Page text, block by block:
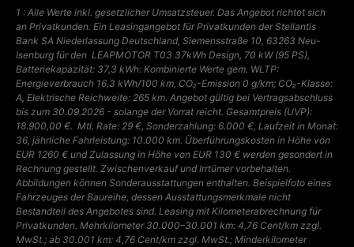
1 : Alle Werte inkl. gesetzlicher Umsatzsteuer. Das Angebot richtet sich
an Privatkunden. Ein Leasingangebot für Privatkunden der Stellantis
Bank SA Niederlassung Deutschland, Siemensstraße 10, 63263 Neu-
Isenburg für den LEAPMOTOR T03 37kWh Design, 70 kW (95 PS),
Batteriekapazität: 37,3 kWh: Kombinierte Werte gem. WLTP:
Energieverbrauch 16,3 kWh/100 km, CO₂-Emission 0 g/km; CO₂-Klasse:
A, Elektrische Reichweite: 265 km. Angebot gültig bei Vertragsabschluss
bis zum 30.09.2026 - solange der Vorrat reicht. Gesamtpreis (UVP):
18.900,00 €. Mtl. Rate: 29 €, Sonderzahlung: 6.000 €, Laufzeit in Monat:
36, jährliche Fahrleistung: 10.000 km. Überführungskosten in Höhe von
EUR 1260 € und Zulassung in Höhe von EUR 130 € werden gesondert in
Rechnung gestellt. Zwischenverkauf und Irrtümer vorbehalten.
Abbildungen können Sonderausstattungen enthalten. Beispielfoto eines
Fahrzeuges der Baureihe, dessen Ausstattungsmerkmale nicht
Bestandteil des Angebotes sind. Leasing mit Kilometerabrechnung für
Privatkunden. Mehrkilometer 30.000–30.001 km: 4,76 Cent/km zzgl.
MwSt.; ab 30.001 km: 4,76 Cent/km zzgl. MwSt.; Minderkilometer